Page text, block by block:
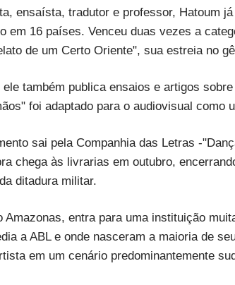
ensaísta, tradutor e professor, Hatoum
em 16 países. Venceu duas vezes a
de um Certo Oriente", sua estreia no
também publica ensaios e artigos
foi adaptado para o audiovisual como
sai pela Companhia das Letras -
chega às livrarias em outubro,
ditadura militar.
Amazonas, entra para uma instituição
a ABL e onde nasceram a maioria de
em um cenário predominantemente